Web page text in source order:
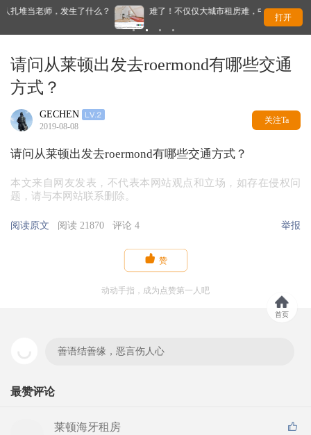
么？ 难了！不仅仅大城市租房难，中小城市的房租开始暴涨
打开
请问从莱顿出发去roermond有哪些交通
方式？
GECHEN
2019-08-08
关注Ta
请问从莱顿出发去roermond有哪些交通方式？
本文来自网友发表，不代表本网站观点和立场，如存在侵权问
题，请与本网站联系删除。
阅读原文 阅读 21870 评论 4 举报
 赞
动动手指，成为点赞第一人吧
善语结善缘，恶言伤人心
最赞评论
莱顿海牙租房
首页